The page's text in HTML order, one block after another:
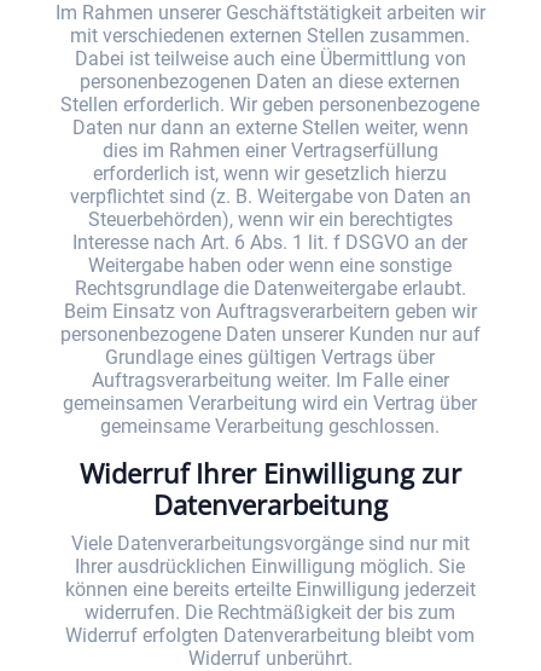
Im Rahmen unserer Geschäftstätigkeit arbeiten wir
mit verschiedenen externen Stellen zusammen.
Dabei ist teilweise auch eine Übermittlung von
personenbezogenen Daten an diese externen
Stellen erforderlich. Wir geben personenbezogene
Daten nur dann an externe Stellen weiter, wenn
dies im Rahmen einer Vertragserfüllung
erforderlich ist, wenn wir gesetzlich hierzu
verpflichtet sind (z. B. Weitergabe von Daten an
Steuerbehörden), wenn wir ein berechtigtes
Interesse nach Art. 6 Abs. 1 lit. f DSGVO an der
Weitergabe haben oder wenn eine sonstige
Rechtsgrundlage die Datenweitergabe erlaubt.
Beim Einsatz von Auftragsverarbeitern geben wir
personenbezogene Daten unserer Kunden nur auf
Grundlage eines gültigen Vertrags über
Auftragsverarbeitung weiter. Im Falle einer
gemeinsamen Verarbeitung wird ein Vertrag über
gemeinsame Verarbeitung geschlossen.
Widerruf Ihrer Einwilligung zur
Datenverarbeitung
Viele Datenverarbeitungsvorgänge sind nur mit
Ihrer ausdrücklichen Einwilligung möglich. Sie
können eine bereits erteilte Einwilligung jederzeit
widerrufen. Die Rechtmäßigkeit der bis zum
Widerruf erfolgten Datenverarbeitung bleibt vom
Widerruf unberührt.